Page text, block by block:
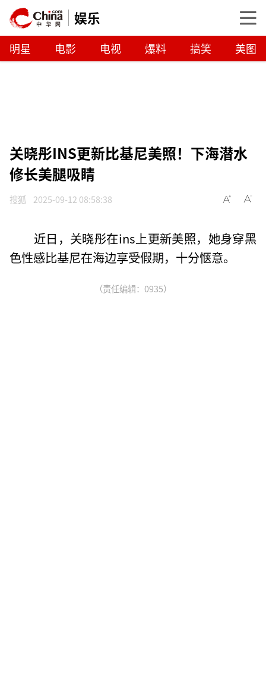
娱乐
明星 电影 电视 爆料 搞笑 美图
关晓彤INS更新比基尼美照！下海潜水
修长美腿吸睛
搜狐 2025-09-12 08:58:38
近日，关晓彤在ins上更新美照，她身穿黑
色性感比基尼在海边享受假期，十分惬意。
（责任编辑：0935）